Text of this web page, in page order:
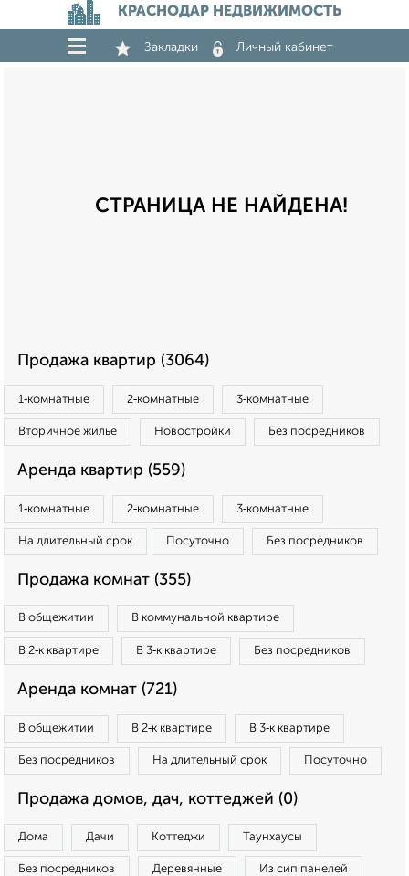
КРАСНОДАР НЕДВИЖИМОСТЬ
Закладки Личный кабинет
СТРАНИЦА НЕ НАЙДЕНА!
Продажа квартир (3064)
1‑комнатные 2‑комнатные 3‑комнатные
Вторичное жилье Новостройки Без посредников
Аренда квартир (559)
1‑комнатные 2‑комнатные 3‑комнатные
На длительный срок Посуточно Без посредников
Продажа комнат (355)
В общежитии В коммунальной квартире
В 2‑к квартире В 3‑к квартире Без посредников
Аренда комнат (721)
В общежитии В 2‑к квартире В 3‑к квартире
Без посредников На длительный срок Посуточно
Продажа домов, дач, коттеджей (0)
Дома Дачи Коттеджи Таунхаусы
Без посредников Деревянные Из сип панелей